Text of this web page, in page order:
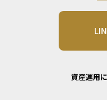
資産運用